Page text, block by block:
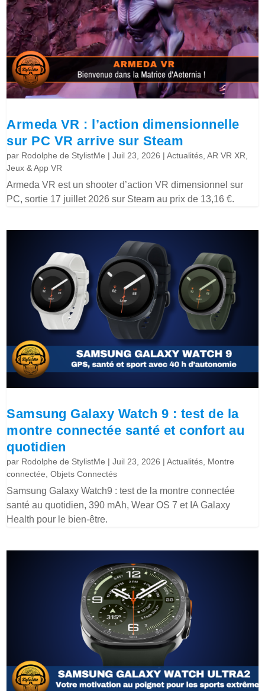
Armeda VR : l’action dimensionnelle
sur PC VR arrive sur Steam
par Rodolphe de StylistMe |Juil 23, 2026 |Actualités,AR VR XR,
Jeux & App VR
Armeda VR est un shooter d’action VR dimensionnel sur
PC, sortie 17 juillet 2026 sur Steam au prix de 13,16 €.
Samsung Galaxy Watch 9 : test de la
montre connectée santé et confort au
quotidien
par Rodolphe de StylistMe |Juil 23, 2026 |Actualités, Montre
connectée,Objets Connectés
Samsung Galaxy Watch9 : test de la montre connectée
santé au quotidien, 390 mAh, Wear OS 7 et IA Galaxy
Health pour le bien-être.